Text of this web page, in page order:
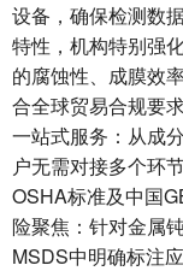
设备，确保检测数
特性，机构特别强
的腐蚀性、成膜效
合全球贸易合规要
一站式服务‌：从成
户无需对接多个环
OSHA标准及中国
险聚焦‌：针对金属
MSDS中明确标注